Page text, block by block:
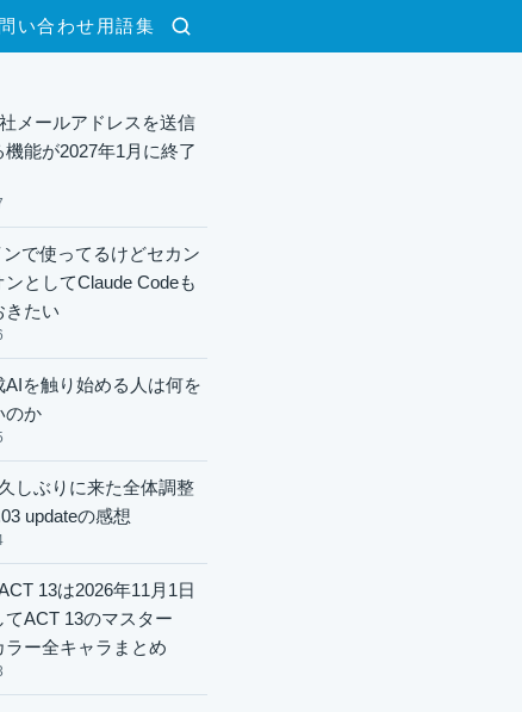
検索
い合わせ 用語集
メールアドレスを送信
機能が2027年1月に終了
で使ってるけどセカン
ンとしてClaude Codeも
きたい
AIを触り始める人は何を
のか
久しぶりに来た全体調整
updateの感想
13は2026年11月1日
てACT 13のマスター
ラー全キャラまとめ